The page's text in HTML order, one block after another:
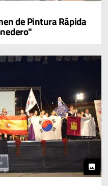
de Pintura Rápida
photo